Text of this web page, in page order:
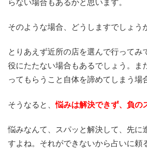
らない場合もあるかと思います。
そのような場合、どうしますでしょう
とりあえず近所の店を選んで行ってみ
役にたたない場合もあるでしょう。ま
ってもらうこと自体を諦めてしまう場
そうなると、悩みは解決できず、負の
悩みなんて、スパッと解決して、先に
すよね。それができないから占いに頼